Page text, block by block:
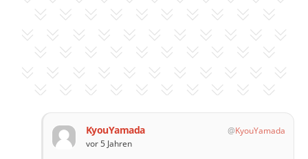
KyouYamada
KyouYamada
vor 5 Jahren